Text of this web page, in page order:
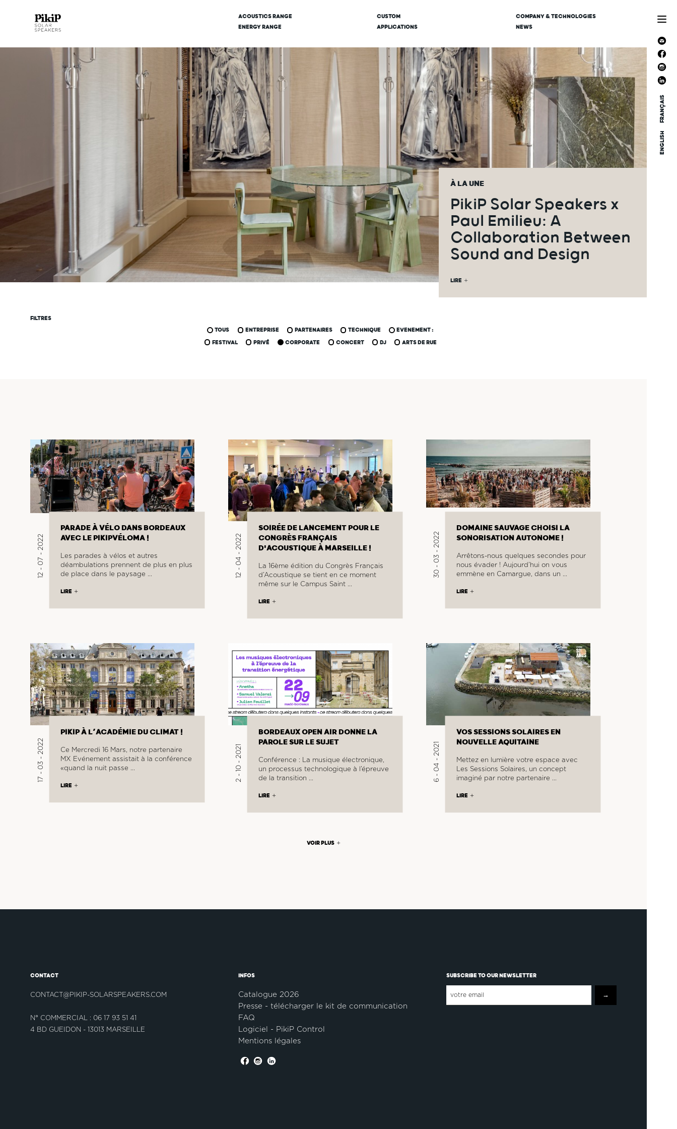
ACOUSTICS RANGE
ENERGY RANGE
CUSTOM
APPLICATIONS
COMPANY & TECHNOLOGIES
NEWS
ENGLISH
FRANÇAIS
À LA UNE
PikiP Solar Speakers x
Paul Emilieu: A
Collaboration Between
Sound and Design
LIRE
FILTRES
TOUS
ENTREPRISE PARTENAIRES TECHNIQUE
EVENEMENT :
FESTIVAL
PRIVÉ CORPORATE CONCERT DJ ARTS DE RUE
12 - 07 - 2022
PARADE À VÉLO DANS BORDEAUX
AVEC LE PIKIPVÉLOMA !
Les parades à vélos et autres
déambulations prennent de plus en plus
de place dans le paysage …
LIRE
12 - 04 - 2022
SOIRÉE DE LANCEMENT POUR LE
CONGRÈS FRANÇAIS
D'ACOUSTIQUE À MARSEILLE !
La 16ème édition du Congrès Français
d’Acoustique se tient en ce moment
même sur le Campus Saint …
LIRE
30 - 03 - 2022
DOMAINE SAUVAGE CHOISI LA
SONORISATION AUTONOME !
Arrêtons-nous quelques secondes pour
nous évader ! Aujourd’hui on vous
emmène en Camargue, dans un …
LIRE
17 - 03 - 2022
PIKIP À L’ACADÉMIE DU CLIMAT !
Ce Mercredi 16 Mars, notre partenaire
MX Evénement assistait à la conférence
«quand la nuit passe …
LIRE
2 - 10 - 2021
BORDEAUX OPEN AIR DONNE LA
PAROLE SUR LE SUJET
Conférence : La musique électronique,
un processus technologique à l’épreuve
de la transition …
LIRE
6 - 04 - 2021
VOS SESSIONS SOLAIRES EN
NOUVELLE AQUITAINE
Mettez en lumière votre espace avec
Les Sessions Solaires, un concept
imaginé par notre partenaire …
LIRE
VOIR PLUS
CONTACT
CONTACT@PIKIP-SOLARSPEAKERS.COM
N° COMMERCIAL : 06 17 93 51 41
4 BD GUEIDON - 13013 MARSEILLE
INFOS
Catalogue 2026
Presse - télécharger le kit de communication
FAQ
Logiciel - PikiP Control
Mentions légales
SUBSCRIBE TO OUR NEWSLETTER